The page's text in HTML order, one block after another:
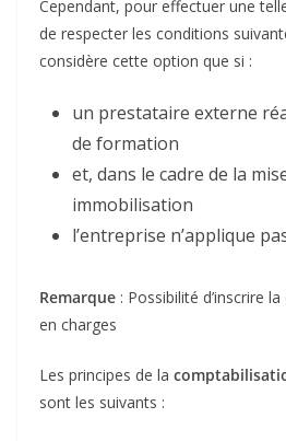
Cependant, pour effectuer une
de respecter les conditions
considère cette option que si :
un prestataire externe
de formation
et, dans le cadre de la
immobilisation
l’entreprise n’applique
Remarque : Possibilité d’inscrire
en charges
Les principes de la
sont les suivants :